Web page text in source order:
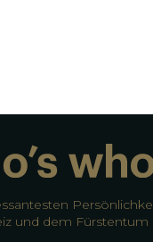
und dem Fürstentum